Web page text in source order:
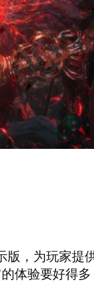
版，为玩家
体验要好得多